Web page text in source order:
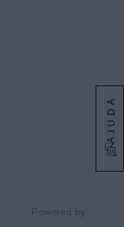
AJUDA
Powered by